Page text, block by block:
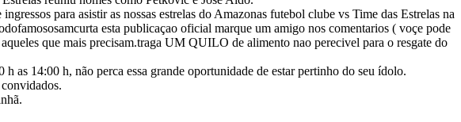
para asistir as nossas estrelas do Amazonas futebol clube vs Time das Estrelas na
esta publicaçao oficial marque um amigo nos comentarios ( voçe pode
que mais precisam.traga UM QUILO de alimento nao perecivel para o resgate do
as 14:00 h, não perca essa grande oportunidade de estar pertinho do seu ídolo.